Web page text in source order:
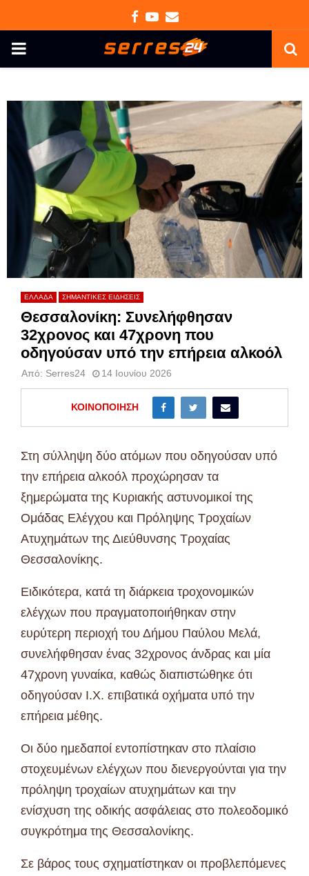
Facebook
Youtube
Email
PRIMARY
ΕΛΛΑΔΑ ΣΗΜΑΝΤΙΚΕΣ ΕΙΔΗΣΕΙΣ
Θεσσαλονίκη: Συνελήφθησαν
32χρονος και 47χρονη που
οδηγούσαν υπό την επήρεια αλκοόλ
Από: Serres24 14 Ιουνίου 2026
ΚΟΙΝΟΠΟΊΗΣΗ
Στη σύλληψη δύο ατόμων που οδηγούσαν υπό
την επήρεια αλκοόλ προχώρησαν τα
ξημερώματα της Κυριακής αστυνομικοί της
Ομάδας Ελέγχου και Πρόληψης Τροχαίων
Ατυχημάτων της Διεύθυνσης Τροχαίας
Θεσσαλονίκης.
Ειδικότερα, κατά τη διάρκεια τροχονομικών
ελέγχων που πραγματοποιήθηκαν στην
ευρύτερη περιοχή του Δήμου Παύλου Μελά,
συνελήφθησαν ένας 32χρονος άνδρας και μία
47χρονη γυναίκα, καθώς διαπιστώθηκε ότι
οδηγούσαν Ι.Χ. επιβατικά οχήματα υπό την
επήρεια μέθης.
Οι δύο ημεδαποί εντοπίστηκαν στο πλαίσιο
στοχευμένων ελέγχων που διενεργούνται για την
πρόληψη τροχαίων ατυχημάτων και την
ενίσχυση της οδικής ασφάλειας στο πολεοδομικό
συγκρότημα της Θεσσαλονίκης.
Σε βάρος τους σχηματίστηκαν οι προβλεπόμενες